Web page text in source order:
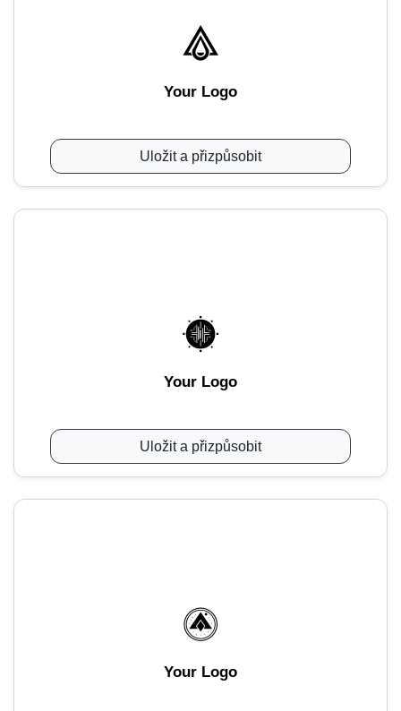
Your Logo
Uložit a přizpůsobit
Your Logo
Uložit a přizpůsobit
Your Logo